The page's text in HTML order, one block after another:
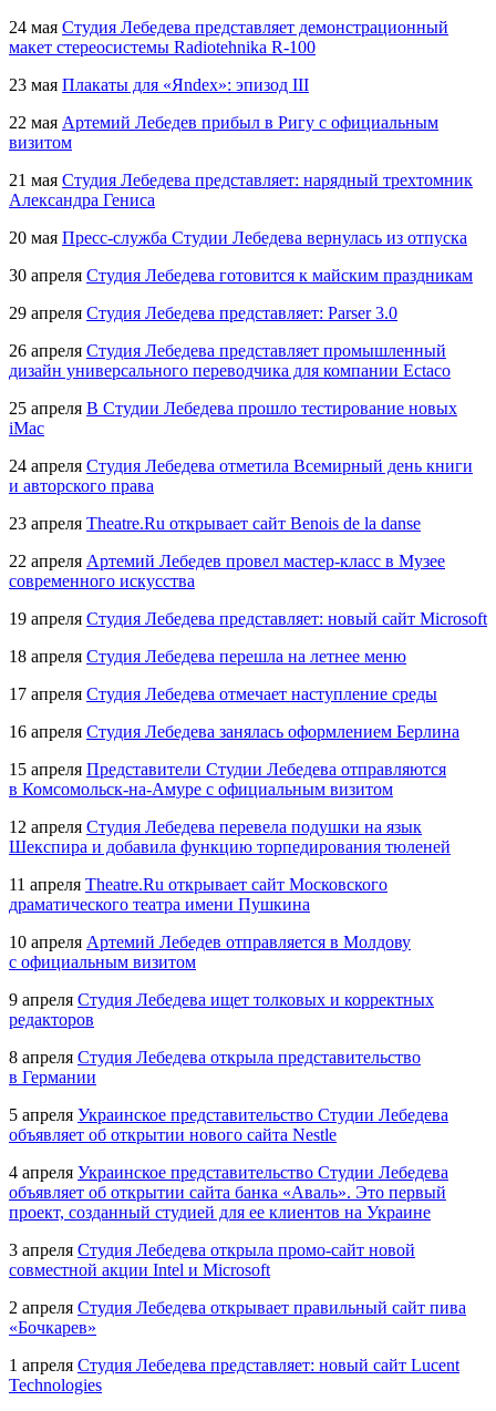
24 мая Студия Лебедева представляет демонстрационный
макет стереосистемы Radiotehnika R-100
23 мая Плакаты для «Яndex»: эпизод III
22 мая Артемий Лебедев прибыл в Ригу с официальным
визитом
21 мая Студия Лебедева представляет: нарядный трехтомник
Александра Гениса
20 мая Пресс-служба Студии Лебедева вернулась из отпуска
30 апреля Студия Лебедева готовится к майским праздникам
29 апреля Студия Лебедева представляет: Parser 3.0
26 апреля Студия Лебедева представляет промышленный
дизайн универсального переводчика для компании Ectaco
25 апреля В Студии Лебедева прошло тестирование новых
iMac
24 апреля Студия Лебедева отметила Всемирный день книги
и авторского права
23 апреля Theatre.Ru открывает сайт Benois de la danse
22 апреля Артемий Лебедев провел мастер-класс в Музее
современного искусства
19 апреля Студия Лебедева представляет: новый сайт Microsoft
18 апреля Студия Лебедева перешла на летнее меню
17 апреля Студия Лебедева отмечает наступление среды
16 апреля Студия Лебедева занялась оформлением Берлина
15 апреля Представители Студии Лебедева отправляются
в Комсомольск-на-Амуре с официальным визитом
12 апреля Студия Лебедева перевела подушки на язык
Шекспира и добавила функцию торпедирования тюленей
11 апреля Theatre.Ru открывает сайт Московского
драматического театра имени Пушкина
10 апреля Артемий Лебедев отправляется в Молдову
с официальным визитом
9 апреля Студия Лебедева ищет толковых и корректных
редакторов
8 апреля Студия Лебедева открыла представительство
в Германии
5 апреля Украинское представительство Студии Лебедева
объявляет об открытии нового сайта Nestle
4 апреля Украинское представительство Студии Лебедева
объявляет об открытии сайта банка «Аваль». Это первый
проект, созданный студией для ее клиентов на Украине
3 апреля Студия Лебедева открыла промо-сайт новой
совместной акции Intel и Microsoft
2 апреля Студия Лебедева открывает правильный сайт пива
«Бочкарев»
1 апреля Студия Лебедева представляет: новый сайт Lucent
Technologies